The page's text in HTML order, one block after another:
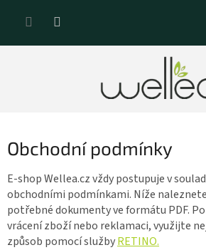
Obchodní podmínky
E-shop Wellea.cz vždy postupuje v
obchodními podmínkami. Níže
potřebné dokumenty ve formátu PDF.
vrácení zboží nebo reklamaci, využijte
způsob pomocí službyRETINO.